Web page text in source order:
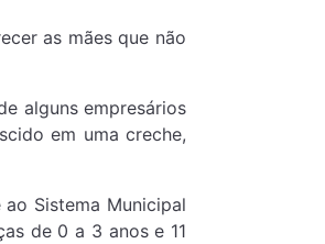
as mães que não
alguns empresários
em uma creche,
Sistema Municipal
de 0 a 3 anos e 11